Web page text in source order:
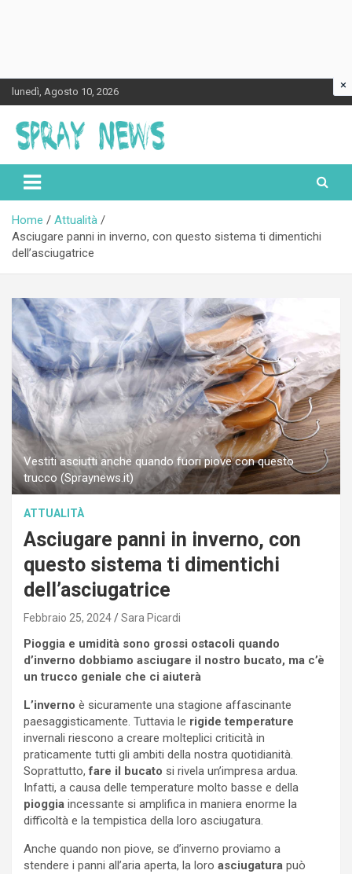
Skip
to
content
lunedì, Agosto 10, 2026
Spraynews.it
Home
Attualità
Asciugare panni in inverno, con questo sistema ti dimentichi
dell’asciugatrice
Vestiti asciutti anche quando fuori piove con questo
trucco (Spraynews.it)
ATTUALITÀ
Asciugare panni in inverno, con
questo sistema ti dimentichi
dell’asciugatrice
Febbraio 25, 2024 Sara Picardi
Pioggia e umidità sono grossi ostacoli quando
d’inverno dobbiamo asciugare il nostro bucato, ma c’è
un trucco geniale che ci aiuterà
L’inverno è sicuramente una stagione affascinante
paesaggisticamente. Tuttavia le rigide temperature
invernali riescono a creare molteplici criticità in
praticamente tutti gli ambiti della nostra quotidianità.
Soprattutto,fare il bucato si rivela un’impresa ardua.
Infatti, a causa delle temperature molto basse e della
pioggia incessante si amplifica in maniera enorme la
difficoltà e la tempistica della loro asciugatura.
Anche quando non piove, se d’inverno proviamo a
stendere i panni all’aria aperta, la loro asciugatura può
×